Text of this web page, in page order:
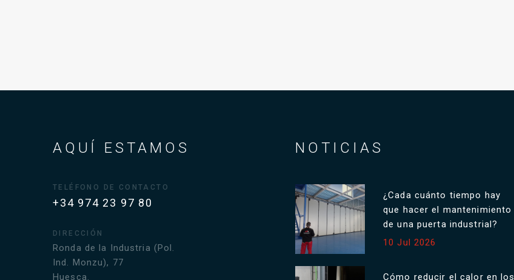
AQUÍ ESTAMOS
TELÉFONO DE CONTACTO
+34 974 23 97 80
DIRECCIÓN
Ronda de la Industria (Pol.
Ind. Monzu), 77
Huesca.
NOTICIAS
¿Cada cuánto tiempo hay
que hacer el mantenimiento
de una puerta industrial?
10 Jul 2026
Cómo reducir el calor en los